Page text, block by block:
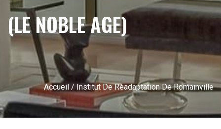
(LE NOBLE AGE)
Accueil / Institut De Réadaptation De Romainville